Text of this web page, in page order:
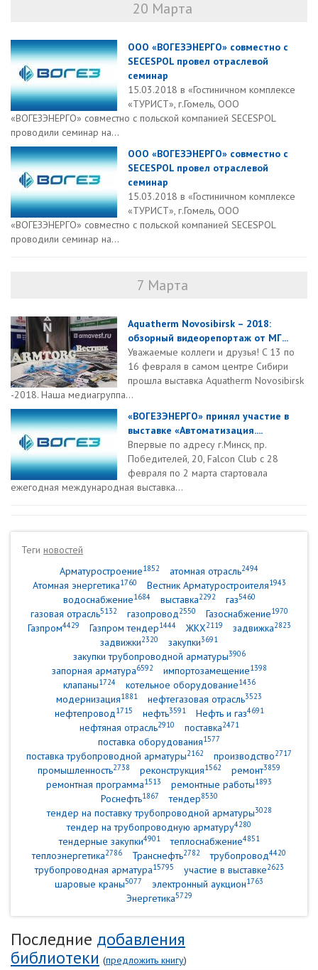
20 Марта
ООО «ВОГЕЗЭНЕРГО» совместно с
SECESPOL провел отраслевой
семинар
15.03.2018 в «Гостиничном комплексе
«ТУРИСТ», г.Гомель, ООО
«ВОГЕЗЭНЕРГО» совместно с польской компанией SECESPOL
проводили семинар на...
ООО «ВОГЕЗЭНЕРГО» совместно с
SECESPOL провел отраслевой
семинар
15.03.2018 в «Гостиничном комплексе
«ТУРИСТ», г.Гомель, ООО
«ВОГЕЗЭНЕРГО» совместно с польской компанией SECESPOL
проводили семинар на...
7 Марта
Aquatherm Novosibirsk – 2018:
обзорный видеорепортаж от МГ...
Уважаемые коллеги и друзья! C 13 по
16 февраля в самом центре Сибири
прошла выставка Aquatherm Novosibirsk
-2018. Наша медиагруппа...
«ВОГЕЗЭНЕРГО» принял участие в
выставке «Автоматизация....
Впервые по адресу г.Минск, пр.
Победителей, 20, Falcon Club с 28
февраля по 2 марта стартовала
ежегодная международная выставка...
Теги новостей
Арматуростроение1852 атомная отрасль2494
Атомная энергетика1760 Вестник Арматуростроителя1943
водоснабжение1684 выставка2292 газ5460
газовая отрасль5132 газопровод2550 Газоснабжение1970
Газпром4429 Газпром тендер1444 ЖКХ2119 задвижка2823
задвижки2320 закупки3691
закупки трубопроводной арматуры3906
запорная арматура6592 импортозамещение1398
клапаны1724 котельное оборудование1436
модернизация1881 нефтегазовая отрасль3523
нефтепровод1715 нефть3591 Нефть и газ4691
нефтяная отрасль2910 поставка2471
поставка оборудования1577
поставка трубопроводной арматуры2162 производство2717
промышленность2738 реконструкция1562 ремонт3859
ремонтная программа1513 ремонтные работы1893
Роснефть1867 тендер8530
тендер на поставку трубопроводной арматуры3028
тендер на трубопроводную арматуру4280
тендерные закупки4901 теплоснабжение4851
теплоэнергетика2786 Транснефть2782 трубопровод4420
трубопроводная арматура15795 участие в выставке2623
шаровые краны5077 электронный аукцион1763
Энергетика5729
Последние добавления
библиотеки (предложить книгу)